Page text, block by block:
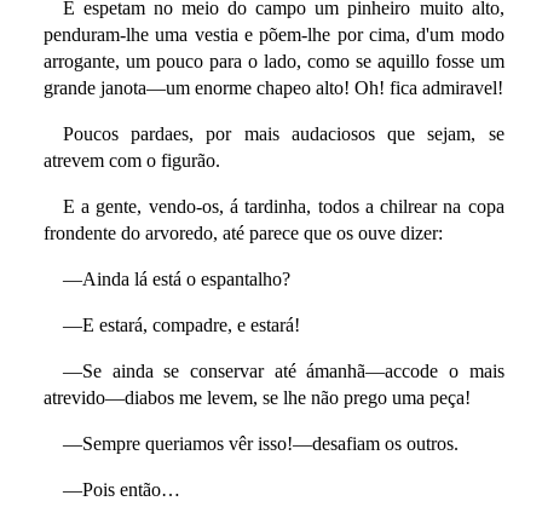
E espetam no meio do campo um pinheiro muito alto,
penduram-lhe uma vestia e põem-lhe por cima, d'um modo
arrogante, um pouco para o lado, como se aquillo fosse um
grande janota—um enorme chapeo alto! Oh! fica admiravel!
Poucos pardaes, por mais audaciosos que sejam, se
atrevem com o figurão.
E a gente, vendo-os, á tardinha, todos a chilrear na copa
frondente do arvoredo, até parece que os ouve dizer:
—Ainda lá está o espantalho?
—E estará, compadre, e estará!
—Se ainda se conservar até ámanhã—accode o mais
atrevido—diabos me levem, se lhe não prego uma peça!
—Sempre queriamos vêr isso!—desafiam os outros.
—Pois então…